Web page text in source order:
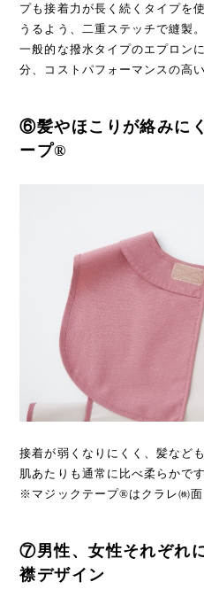
プも接着力が長く続くタイプを
うるよう、二重ステッチで縫製。
一般的な撥水タイプのエプロン
分、コストパフォーマンスの高
⑥髪やほこりが絡みに
ープ®
接着が弱くなりにくく、髪など
肌あたりも通常に比べ柔らかです
※マジックテープ®はクラレ㈱面
⑦男性、女性それぞれ
襟デザイン